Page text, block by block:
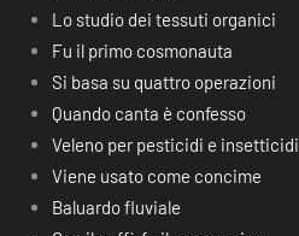
Lo studio dei tessuti organici
Fu il primo cosmonauta
Si basa su quattro operazioni
Quando canta è confesso
Veleno per pesticidi e insetticidi
Viene usato come concime
Baluardo fluviale